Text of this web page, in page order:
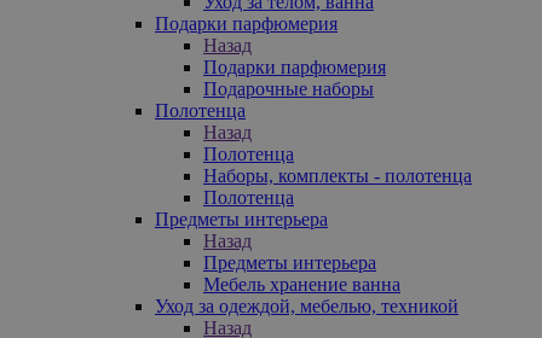
Подарки парфюмерия
Назад
Подарки парфюмерия
Подарочные наборы
Полотенца
Назад
Полотенца
Наборы, комплекты - полотенца
Полотенца
Предметы интерьера
Назад
Предметы интерьера
Мебель хранение ванна
Уход за одеждой, мебелью, техникой
Назад